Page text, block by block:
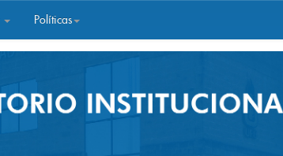
Políticas